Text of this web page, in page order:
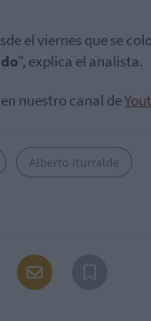
el viernes que se
", explica el analista.
en nuestro canal de
Alberto Iturralde